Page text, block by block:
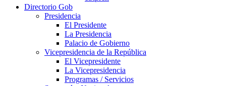
Directorio Gob
Presidencia
El Presidente
La Presidencia
Palacio de Gobierno
Vicepresidencia de la República
El Vicepresidente
La Vicepresidencia
Programas / Servicios